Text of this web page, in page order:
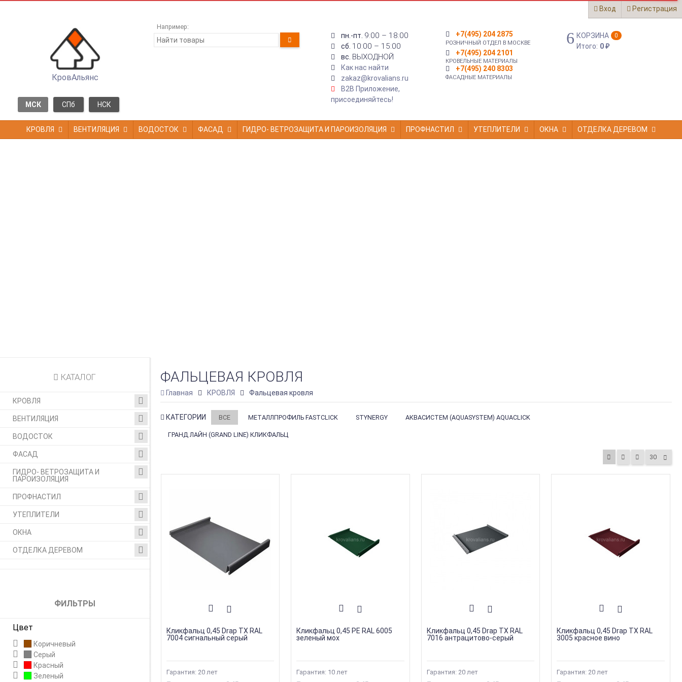
Вход Регистрация
КровАльянс
МСК СПб НСК
Например:
пн.-пт. 9:00 – 18:00
сб. 10:00 – 15:00
вс. ВЫХОДНОЙ
Как нас найти
zakaz@krovalians.ru
B2B Приложение,
присоединяйтесь!
+7(495) 204 2875
РОЗНИЧНЫЙ ОТДЕЛ В МОСКВЕ
+7(495) 204 2101
КРОВЕЛЬНЫЕ МАТЕРИАЛЫ
+7(495) 240 8303
ФАСАДНЫЕ МАТЕРИАЛЫ
КОРЗИНА 0
Итого: 0₽
КРОВЛЯ ВЕНТИЛЯЦИЯ ВОДОСТОК ФАСАД ГИДРО- ВЕТРОЗАЩИТА И ПАРОИЗОЛЯЦИЯ ПРОФНАСТИЛ УТЕПЛИТЕЛИ ОКНА ОТДЕЛКА ДЕРЕВОМ
КАТАЛОГ
КРОВЛЯ
ВЕНТИЛЯЦИЯ
ВОДОСТОК
ФАСАД
ГИДРО- ВЕТРОЗАЩИТА И
ПАРОИЗОЛЯЦИЯ
ПРОФНАСТИЛ
УТЕПЛИТЕЛИ
ОКНА
ОТДЕЛКА ДЕРЕВОМ
ФИЛЬТРЫ
Цвет
Коричневый
Серый
Красный
Зеленый
ФАЛЬЦЕВАЯ КРОВЛЯ
Главная КРОВЛЯ Фальцевая кровля
КАТЕГОРИИ ВСЕ МЕТАЛЛПРОФИЛЬ FASTCLICK STYNERGY АКВАСИСТЕМ (AQUASYSTEM) AQUACLICK
ГРАНД ЛАЙН (GRAND LINE) КЛИКФАЛЬЦ
30
Кликфальц 0,45 Drap TX RAL
7004 сигнальный серый
Гарантия: 20 лет
Кликфальц 0,45 PE RAL 6005
зеленый мох
Гарантия: 10 лет
Кликфальц 0,45 Drap TX RAL
7016 антрацитово-серый
Гарантия: 20 лет
Кликфальц 0,45 Drap TX RAL
3005 красное вино
Гарантия: 20 лет